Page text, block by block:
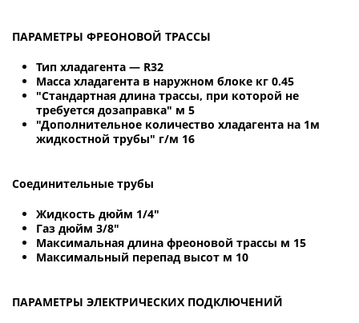
ПАРАМЕТРЫ ФРЕОНОВОЙ ТРАССЫ
Тип хладагента — R32
Масса хладагента в наружном блоке кг 0.45
"Стандартная длина трассы, при которой не
требуется дозаправка" м 5
"Дополнительное количество хладагента на 1м
жидкостной трубы" г/м 16
Соединительные трубы
Жидкость дюйм 1/4"
Газ дюйм 3/8"
Максимальная длина фреоновой трассы м 15
Максимальный перепад высот м 10
ПАРАМЕТРЫ ЭЛЕКТРИЧЕСКИХ ПОДКЛЮЧЕНИЙ